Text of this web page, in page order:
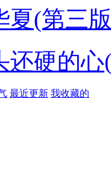
夏(第三
还硬的
最近更新 我收藏的